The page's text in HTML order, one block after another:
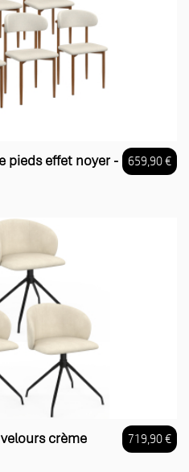
Prix
659,90 €
Prix
719,90 €